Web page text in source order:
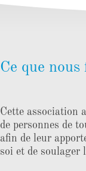
Ce que nous
Cette association
de personnes de
afin de leur
soi et de soulager